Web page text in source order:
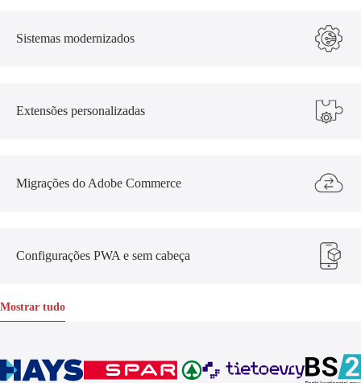
Sistemas modernizados
Extensões personalizadas
Migrações do Adobe Commerce
Configurações PWA e sem cabeça
Mostrar tudo